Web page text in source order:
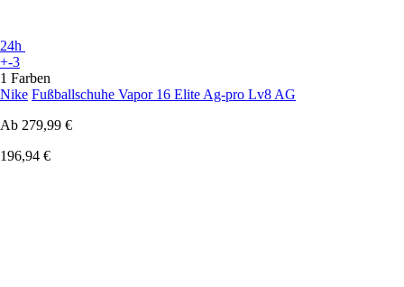
24h
+-3
1 Farben
Nike Fußballschuhe Vapor 16 Elite Ag-pro Lv8 AG
Ab 279,99 €
196,94 €